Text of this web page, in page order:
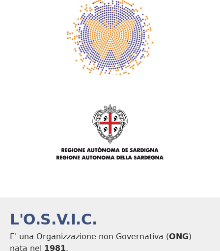
L'O.S.V.I.C.
E' una Organizzazione non Governativa (ONG)
nata nel 1981.